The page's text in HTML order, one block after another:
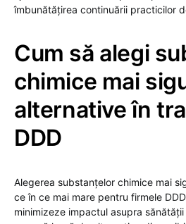
îmbunătățirea continuării practicilor
Cum să alegi
chimice mai
alternative în
DDD
Alegerea substanțelor chimice mai
ce în ce mai mare pentru firmele
minimizeze impactul asupra